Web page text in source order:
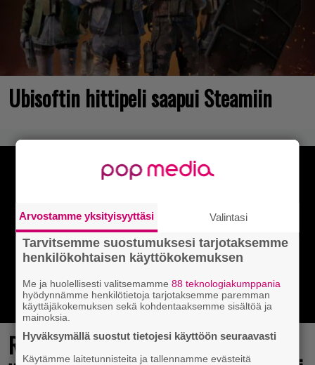
Ubisoftin hittipeli saapui Steamiin
Rakastettu julkaisija täyttää 40
Arvostamme yksityisyyttäsi Valintasi
Tarvitsemme suostumuksesi tarjotaksemme
henkilökohtaisen käyttökokemuksen
Me ja huolellisesti valitsemamme88 teknologiakumppania
hyödynnämme henkilötietoja tarjotaksemme paremman
käyttäjäkokemuksen sekä kohdentaaksemme sisältöä ja
mainoksia.
Hyväksymällä suostut tietojesi käyttöön seuraavasti
Käytämme laitetunnisteita ja tallennamme evästeitä